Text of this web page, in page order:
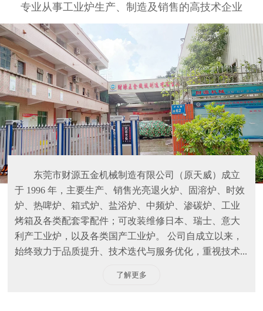
专业从事工业炉生产、制造及销售的高技术企业
东莞市财源五金机械制造有限公司（原天威）成立
于 1996 年，主要生产、销售光亮退火炉、固溶炉、时效
炉、热啤炉、箱式炉、盐浴炉、中频炉、渗碳炉、工业
烤箱及各类配套零配件；可改装维修日本、瑞士、意大
利产工业炉，以及各类国产工业炉。 公司自成立以来，
始终致力于品质提升、技术迭代与服务优化，重视技术...
了解更多